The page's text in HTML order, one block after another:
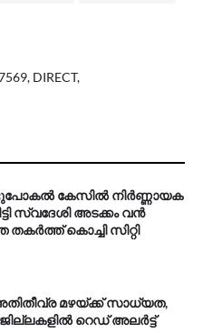
DIRECT,
കേസിൽ നിർണ്ണായക
സ്വദേശി അടക്കം വൻ
കൊച്ചി സിറ്റി
മ​ഴ​യ്ക്ക് സാ​ധ്യ​ത,
ജി​ല്ല​ക​ളി​ൽ റെ​ഡ് അ​ലർ​ട്ട്